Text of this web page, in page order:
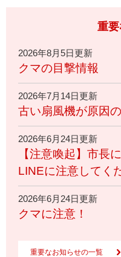
重
2026年8月5日更新
クマの目撃情報
2026年7月14日更新
古い扇風機が原因
2026年6月24日更新
【注意喚起】市長
LINEに注意してく
2026年6月24日更新
クマに注意！
重要なお知らせの一覧